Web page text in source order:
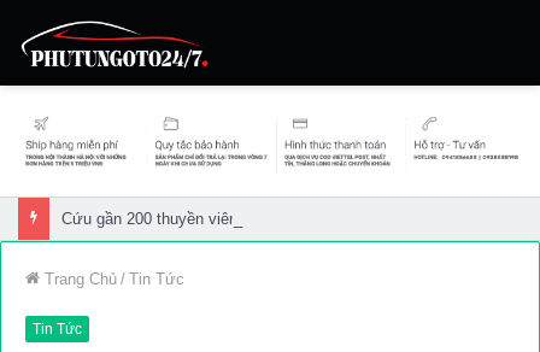
Cứu gần 200 thuyền viên gặp sự cố trên biển
Trang Chủ / Tin Tức
Tin Tức